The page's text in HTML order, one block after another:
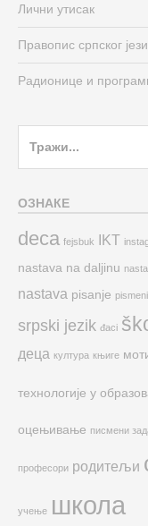
Лични утисак
Правопис српског
Радионице и
ОЗНАКЕ
deca fejsbuk IKT
nastava na daljinu
nastava pisanje
srpski jezik đaci
деца култура књиге
технологије у
оцењивање писмени
професори родитељи
учење школа